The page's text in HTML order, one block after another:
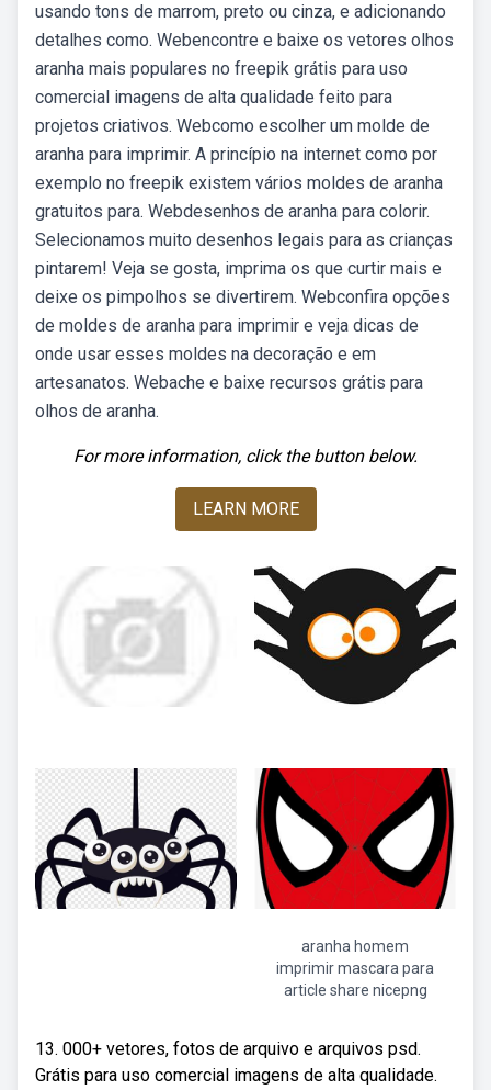
usando tons de marrom, preto ou cinza, e adicionando
detalhes como. Webencontre e baixe os vetores olhos
aranha mais populares no freepik grátis para uso
comercial imagens de alta qualidade feito para
projetos criativos. Webcomo escolher um molde de
aranha para imprimir. A princípio na internet como por
exemplo no freepik existem vários moldes de aranha
gratuitos para. Webdesenhos de aranha para colorir.
Selecionamos muito desenhos legais para as crianças
pintarem! Veja se gosta, imprima os que curtir mais e
deixe os pimpolhos se divertirem. Webconfira opções
de moldes de aranha para imprimir e veja dicas de
onde usar esses moldes na decoração e em
artesanatos. Webache e baixe recursos grátis para
olhos de aranha.
For more information, click the button below.
LEARN MORE
aranha homem
imprimir mascara para
article share nicepng
13. 000+ vetores, fotos de arquivo e arquivos psd.
Grátis para uso comercial imagens de alta qualidade.